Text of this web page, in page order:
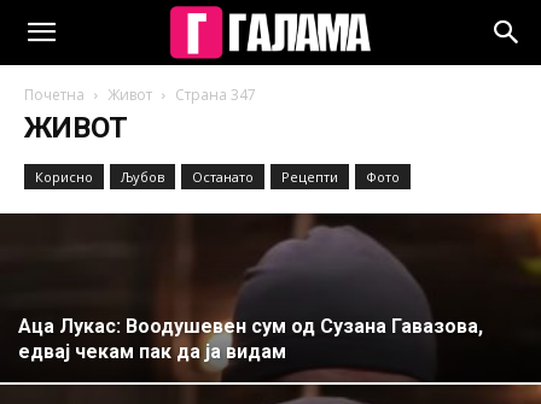
Почетна Живот Страна 347
ЖИВОТ
Корисно Љубов Останато Рецепти Фото
Аца Лукас: Воодушевен сум од Сузана Гавазова,
едвај чекам пак да ја видам